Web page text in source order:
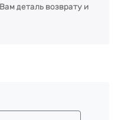
деталь возврату и